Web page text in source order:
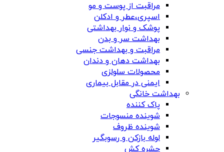
مراقبت از پوست و مو
اسپری،عطر و ادکلن
پوشک و نوار بهداشتی
بهداشت سر و بدن
مراقبت و بهداشت جنسی
بهداشت دهان و دندان
محصولات سلولزی
ایمنی در مقابل بیماری
بهداشت خانگی
پاک کننده
شوینده منسوجات
شوینده ظروف
لوله بازکن و رسوبگیر
حشره کش